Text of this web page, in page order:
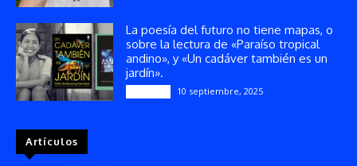
La poesía del futuro no tiene mapas, o
sobre la lectura de «Paraíso tropical
andino», y «Un cadáver también es un
jardín».
10 septiembre, 2025
Artículos